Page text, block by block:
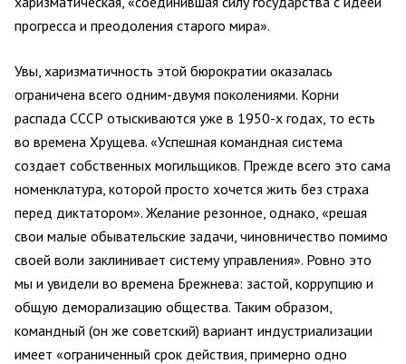
прогресса и преодоления старого мира».
Увы, харизматичность этой бюрократии оказалась
ограничена всего одним-двумя поколениями. Корни
распада СССР отыскиваются уже в 1950-х годах, то есть
во времена Хрущева. «Успешная командная система
создает собственных могильщиков. Прежде всего это сама
номенклатура, которой просто хочется жить без страха
перед диктатором». Желание резонное, однако, «решая
свои малые обывательские задачи, чиновничество помимо
своей воли заклинивает систему управления». Ровно это
мы и увидели во времена Брежнева: застой, коррупцию и
общую деморализацию общества. Таким образом,
командный (он же советский) вариант индустриализации
имеет «ограниченный срок действия, примерно одно